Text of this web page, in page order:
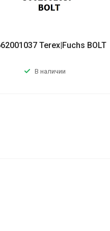
Terex|Fuchs BOLT
В наличии